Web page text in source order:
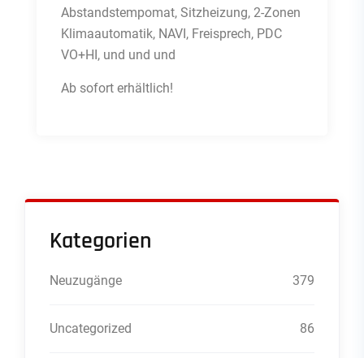
Abstandstempomat, Sitzheizung, 2-Zonen
Klimaautomatik, NAVI, Freisprech, PDC
VO+HI, und und und
Ab sofort erhältlich!
Kategorien
Neuzugänge 379
Uncategorized 86